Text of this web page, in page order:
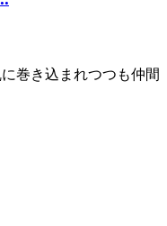
巻き込まれつつも仲間